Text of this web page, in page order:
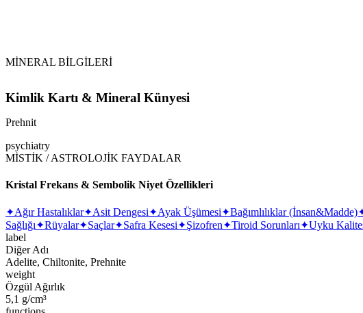
MİNERAL BİLGİLERİ
Kimlik Kartı & Mineral Künyesi
Prehnit
psychiatry
MİSTİK / ASTROLOJİK FAYDALAR
Kristal Frekans & Sembolik Niyet Özellikleri
✦Ağır Hastalıklar✦Asit Dengesi✦Ayak Üşümesi✦Bağımlılıklar (İnsan&Madde)
Sağlığı✦Rüyalar✦Saçlar✦Safra Kesesi✦Şizofren✦Tiroid Sorunları✦Uyku
label
Diğer Adı
Adelite, Chiltonite, Prehnite
weight
Özgül Ağırlık
5,1 g/cm³